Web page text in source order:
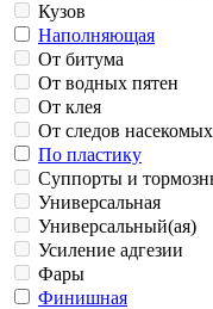
Кузов
Наполняющая
От битума
От водных пятен
От клея
От следов насекомых
По пластику
Суппорты и
Универсальная
Универсальный(ая)
Усиление адгезии
Фары
Финишная